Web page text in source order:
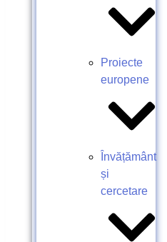
Proiecte
europene
Învățământ
și
cercetare